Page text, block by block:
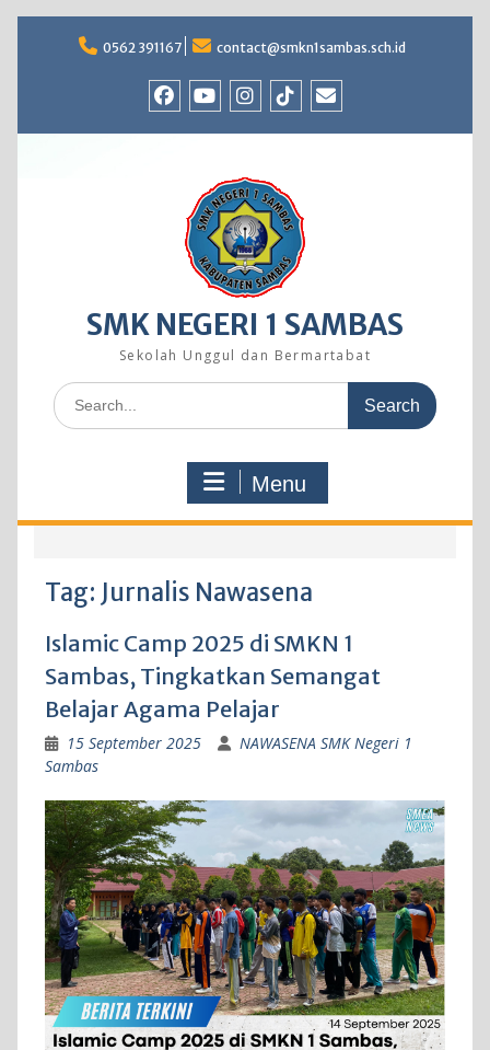
0562 391167 contact@smkn1sambas.sch.id
SMK NEGERI 1 SAMBAS
Sekolah Unggul dan Bermartabat
Search
for:
Menu
Tag: Jurnalis Nawasena
Islamic Camp 2025 di SMKN 1
Sambas, Tingkatkan Semangat
Belajar Agama Pelajar
15 September 2025
NAWASENA SMK Negeri 1
Sambas